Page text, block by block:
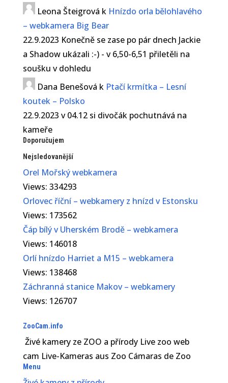
Leona Šteigrová k Hnízdo orla bělohlavého
– webkamera Big Bear
22.9.2023 Konečně se zase po pár dnech Jackie
a Shadow ukázali :-) - v 6,50-6,51 přiletěli na
soušku v dohledu
Dana Benešová k Ptačí krmítka – Lesní
koutek – Polsko
22.9.2023 v 04.12 si divočák pochutnává na
kameře
Doporučujem
Nejsledovanější
Orel Mořský webkamera
Views: 334293
Orlovec říční – webkamery z hnízd v Estonsku
Views: 173562
Čáp bílý v Uherském Brodě – webkamera
Views: 146018
Orlí hnízdo Harriet a M15 – webkamera
Views: 138468
Záchranná stanice Makov – webkamery
Views: 126707
ZooCam.info
Živé kamery ze ZOO a přírody Live zoo web
cam Live-Kameras aus Zoo Cámaras de Zoo
Menu